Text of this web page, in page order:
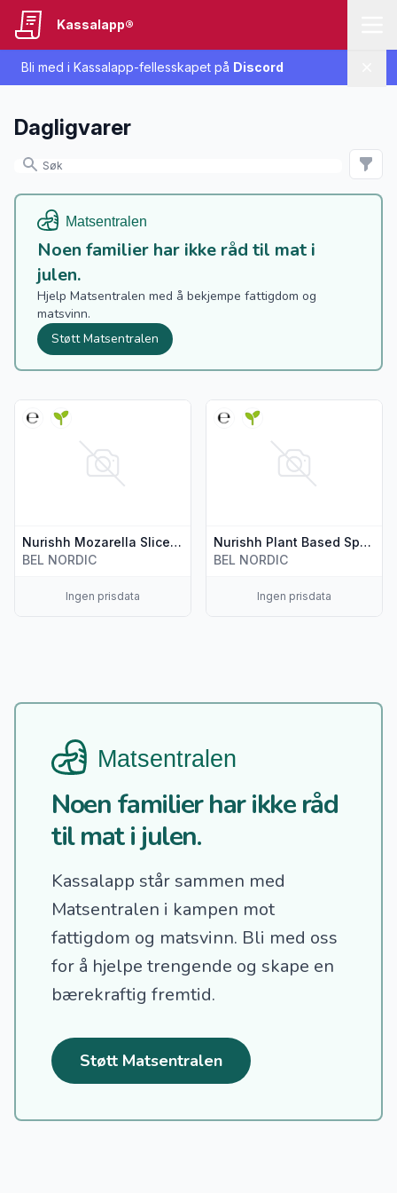
Bli med i Kassalapp-fellesskapet på Discord
Kassalapp®
Dagligvarer
Noen familier har ikke råd til mat i
julen.
Hjelp Matsentralen med å bekjempe fattigdom og
matsvinn.
Støtt Matsentralen
Nurishh Mozarella Slices 200g
BEL NORDIC
Ingen prisdata
Vis flere detaljer for produktet "Nurishh Mozarella Slices
Nurishh Plant Based Spread Garlic & Herbs 130g
BEL NORDIC
Ingen prisdata
Vis flere detaljer for
Noen familier har ikke råd
til mat i julen.
Kassalapp står sammen med
Matsentralen i kampen mot
fattigdom og matsvinn. Bli med oss
for å hjelpe trengende og skape en
bærekraftig fremtid.
Støtt Matsentralen